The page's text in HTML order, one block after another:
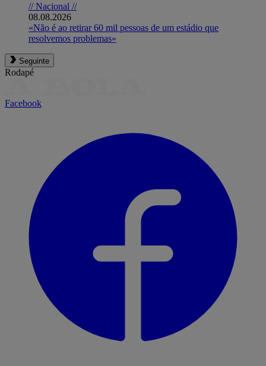
// Nacional //
08.08.2026
«Não é ao retirar 60 mil pessoas de um estádio que
resolvemos problemas»
Seguinte
Rodapé
Facebook